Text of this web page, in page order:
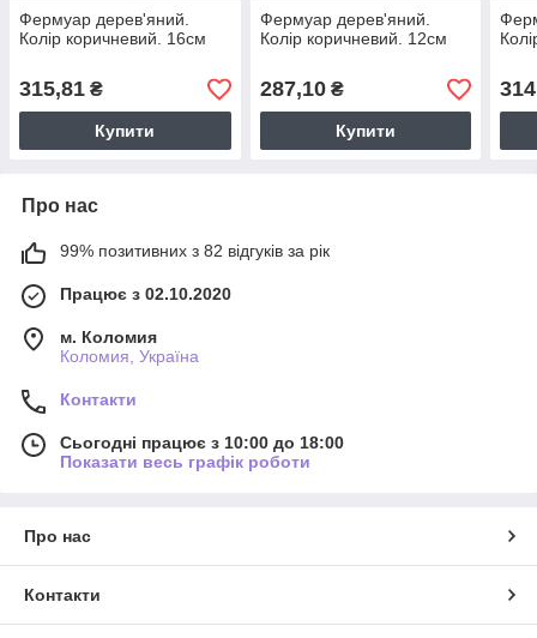
Фермуар дерев'яний.
Колір коричневий. 16см
315,81 ₴
Купити
Фермуар дерев'яний.
Колір коричневий. 12см
287,10₴
Купити
Про нас
99% позитивних з 82 відгуків за рік
Працює з 02.10.2020
м. Коломия
Коломия, Україна
Контакти
Сьогодні працює з 10:00 до 18:00
Показати весь графік роботи
Про нас
Контакти